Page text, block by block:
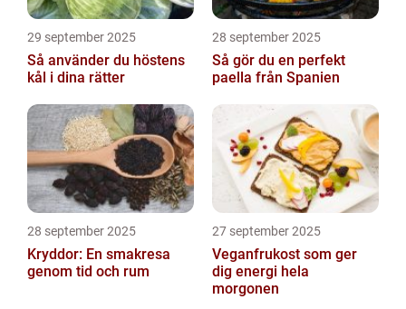
29 september 2025
Så använder du höstens
kål i dina rätter
28 september 2025
Så gör du en perfekt
paella från Spanien
28 september 2025
Kryddor: En smakresa
genom tid och rum
27 september 2025
Veganfrukost som ger
dig energi hela
morgonen